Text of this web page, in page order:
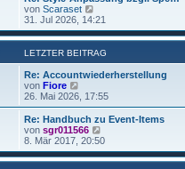
r
g
B
e
i
t
a
r
t
r
a
von Scaraset
e
u
e
s
t
e
B
t
r
a
g
31. Jul 2026, 14:21
LETZTER BEITRAG
Re: Accountwiederherstellung
von Fiore
u
e
s
t
r
26. Mai 2026, 17:55
Re: Handbuch zu Event-Items
von sgr011566
e
u
e
8. Mär 2017, 20:50